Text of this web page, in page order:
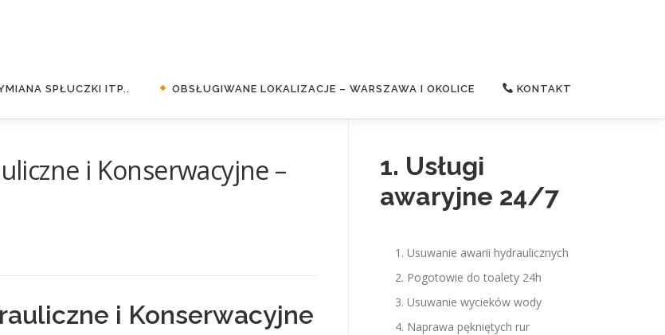
SPŁUCZKI ITP.. OBSŁUGIWANE LOKALIZACJE – WARSZAWA I OKOLICE KONTAKT
i Konserwacyjne –
i Konserwacyjne
1. Usługi
awaryjne 24/7
Usuwanie awarii hydraulicznych
Pogotowie do toalety 24h
Usuwanie wycieków wody
Naprawa pękniętych rur